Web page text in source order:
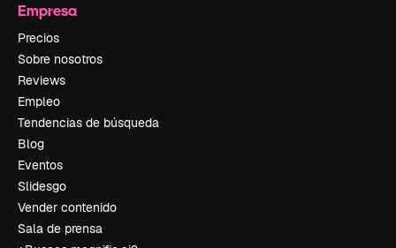
Empresa
Precios
Sobre nosotros
Reviews
Empleo
Tendencias de búsqueda
Blog
Eventos
Slidesgo
Vender contenido
Sala de prensa